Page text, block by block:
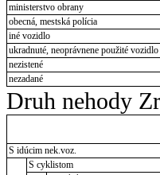
ministerstvo obrany
obecná, mestská polícia
iné vozidlo
ukradnuté, neoprávnene použité vozidlo
nezistené
nezadané
Druh nehody
S idúcim nek.voz.
S cyklistom